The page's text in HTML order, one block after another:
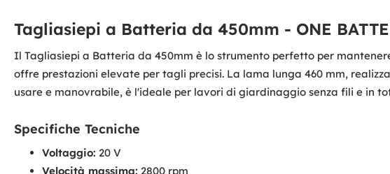
Tagliasiepi a Batteria da 450mm - ONE
Il Tagliasiepi a Batteria da 450mm è lo strumento perfetto per
offre prestazioni elevate per tagli precisi. La lama lunga 460 mm,
usare e manovrabile, è l'ideale per lavori di giardinaggio senza fili e in
Specifiche Tecniche
Voltaggio: 20 V
Velocità massima: 2800 rpm